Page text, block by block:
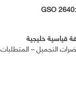
GSO
قياسية خليجية
التجميل – المتطلبات